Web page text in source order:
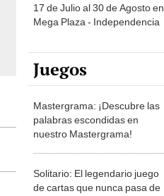
17 de Julio al 30 de Agosto en
Mega Plaza - Independencia
Juegos
Mastergrama: ¡Descubre las
palabras escondidas en
nuestro Mastergrama!
Solitario: El legendario juego
de cartas que nunca pasa de